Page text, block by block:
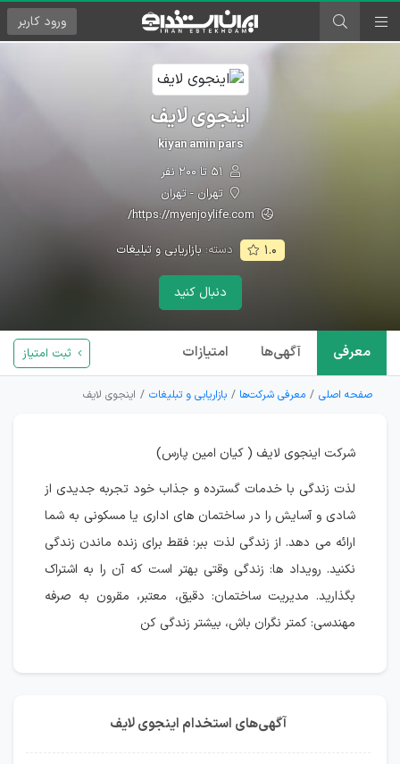
ورود کاربر
اینجوی لایف
kiyan amin pars
تهران - تهران
https://myenjoylife.com/
۱.۰ دسته:بازاریابی و تبلیغات
دنبال کنید
معرفی آگهی‌ها امتیازات ثبت امتیاز
صفحه اصلی معرفی شرکت‌ها بازاریابی و تبلیغات اینجوی لایف
شرکت اینجوی لایف ( کیان امین پارس)
لذت زندگی با خدمات گسترده و جذاب خود تجربه جدیدی از
شادی و آسایش را در ساختمان های اداری یا مسکونی به شما
ارائه می دهد. از زندگی لذت ببر: فقط برای زنده ماندن زندگی
نکنید. رویداد ها: زندگی وقتی بهتر است که آن را به اشتراک
بگذارید. مدیریت ساختمان: دقیق، معتبر، مقرون به صرفه
مهندسی: کمتر نگران باش، بیشتر زندگی کن
آگهی‌های استخدام اینجوی لایف